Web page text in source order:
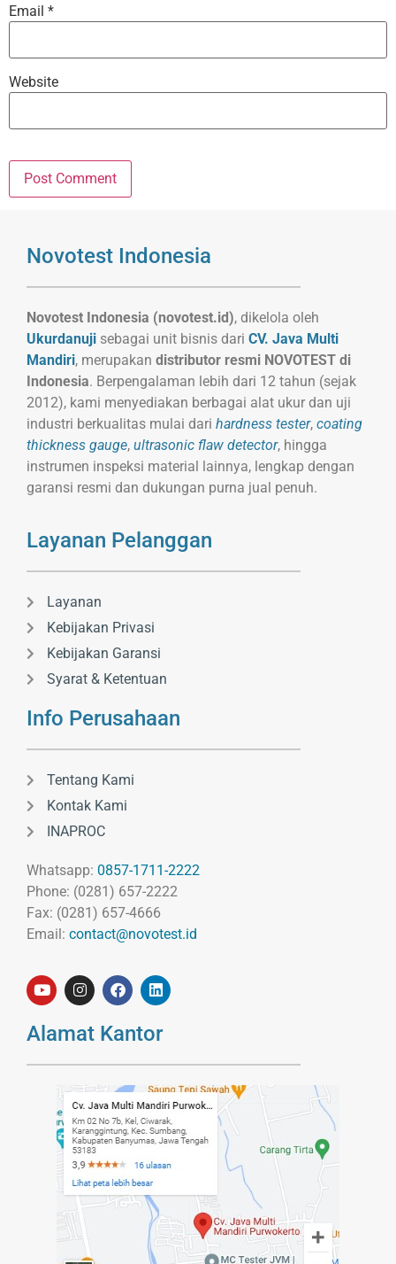
Email *
Website
Novotest Indonesia
Novotest Indonesia (novotest.id), dikelola oleh
Ukurdanuji sebagai unit bisnis dari CV. Java Multi
Mandiri, merupakan distributor resmi NOVOTEST di
Indonesia. Berpengalaman lebih dari 12 tahun (sejak
2012), kami menyediakan berbagai alat ukur dan uji
industri berkualitas mulai dari hardness tester, coating
thickness gauge, ultrasonic flaw detector, hingga
instrumen inspeksi material lainnya, lengkap dengan
garansi resmi dan dukungan purna jual penuh.
Layanan Pelanggan
Layanan
Kebijakan Privasi
Kebijakan Garansi
Syarat & Ketentuan
Info Perusahaan
Tentang Kami
Kontak Kami
INAPROC
Whatsapp: 0857-1711-2222
Phone: (0281) 657-2222
Fax: (0281) 657-4666
Email: contact@novotest.id
Alamat Kantor